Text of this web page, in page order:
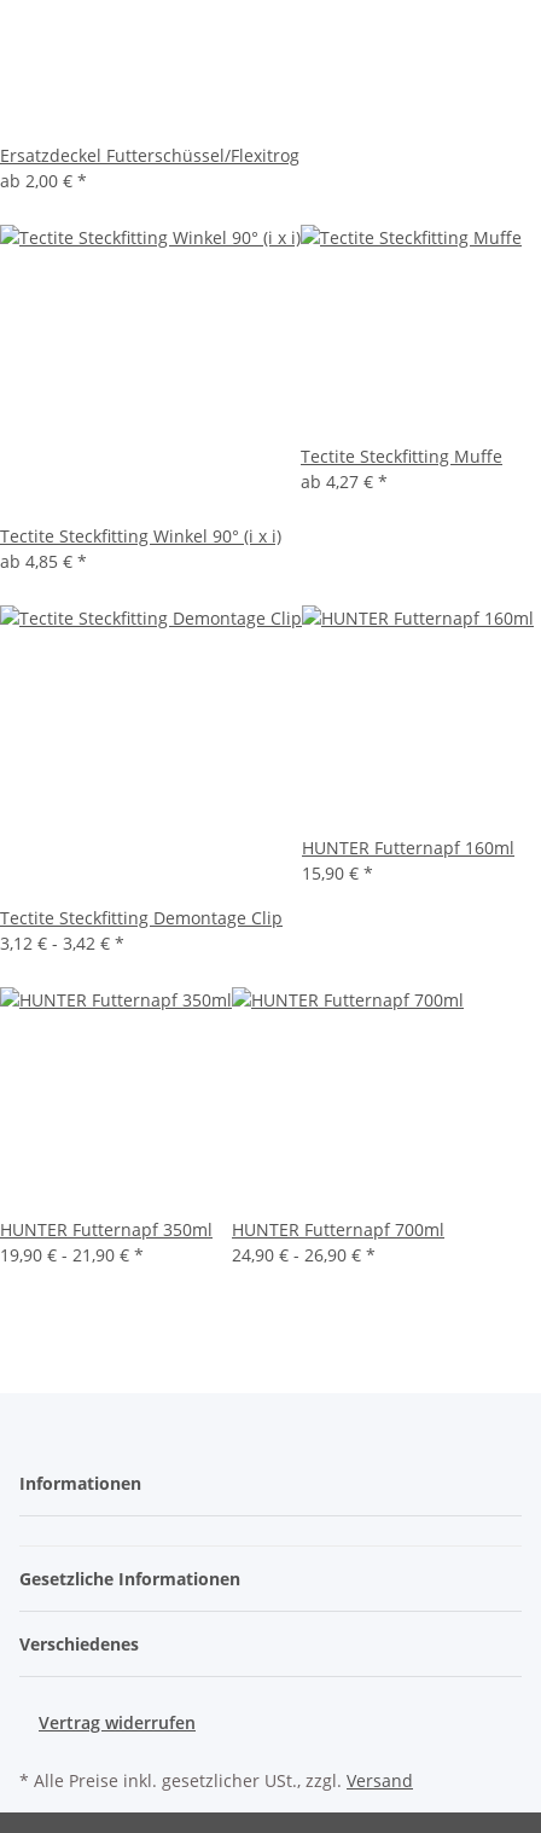
Ersatzdeckel Futterschüssel/Flexitrog
ab 2,00 € *
Tectite Steckfitting Winkel 90° (i x i)
ab 4,85 € *
Tectite Steckfitting Muffe
ab 4,27 € *
Tectite Steckfitting Demontage Clip
3,12 € - 3,42 € *
HUNTER Futternapf 160ml
15,90 € *
HUNTER Futternapf 350ml
19,90 € - 21,90 € *
HUNTER Futternapf 700ml
24,90 € - 26,90 € *
Informationen
Gesetzliche Informationen
Verschiedenes
Vertrag widerrufen
* Alle Preise inkl. gesetzlicher USt., zzgl. Versand